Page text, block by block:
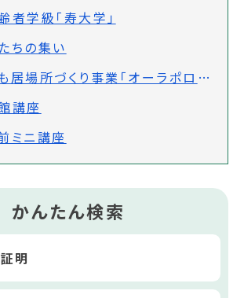
者学級「寿大学」
ちの集い
場所づくり事業「オーラポロひろば」
講座
ミニ講座
かんたん検索
明